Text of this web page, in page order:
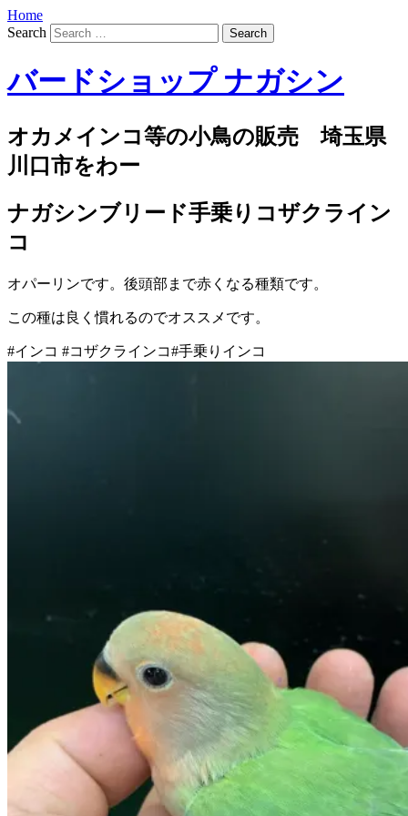
Home
Search
バードショップ ナガシン
オカメインコ等の小鳥の販売 埼玉県
川口市をわー
ナガシンブリード手乗りコザクライン
コ
オパーリンです。後頭部まで赤くなる種類です。
この種は良く慣れるのでオススメです。
#インコ #コザクラインコ#手乗りインコ